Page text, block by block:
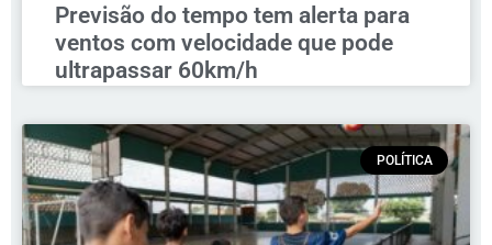
Previsão do tempo tem alerta para
ventos com velocidade que pode
ultrapassar 60km/h
POLÍTICA